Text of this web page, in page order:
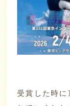
受賞した時